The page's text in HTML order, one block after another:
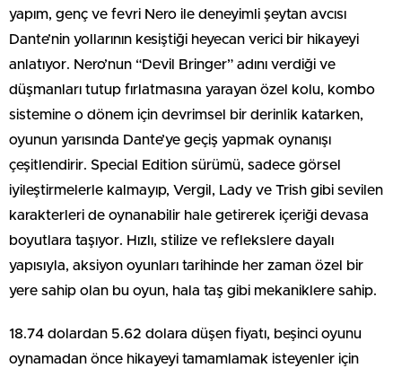
yapım, genç ve fevri Nero ile deneyimli şeytan avcısı
Dante’nin yollarının kesiştiği heyecan verici bir hikayeyi
anlatıyor. Nero’nun “Devil Bringer” adını verdiği ve
düşmanları tutup fırlatmasına yarayan özel kolu, kombo
sistemine o dönem için devrimsel bir derinlik katarken,
oyunun yarısında Dante’ye geçiş yapmak oynanışı
çeşitlendirir. Special Edition sürümü, sadece görsel
iyileştirmelerle kalmayıp, Vergil, Lady ve Trish gibi sevilen
karakterleri de oynanabilir hale getirerek içeriği devasa
boyutlara taşıyor. Hızlı, stilize ve reflekslere dayalı
yapısıyla, aksiyon oyunları tarihinde her zaman özel bir
yere sahip olan bu oyun, hala taş gibi mekaniklere sahip.
18.74 dolardan 5.62 dolara düşen fiyatı, beşinci oyunu
oynamadan önce hikayeyi tamamlamak isteyenler için